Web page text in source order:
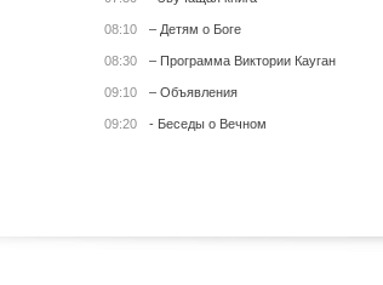
08:10 – Детям о Боге
08:30 – Программа Виктории Кауган
09:10 – Объявления
09:20 - Беседы о Вечном